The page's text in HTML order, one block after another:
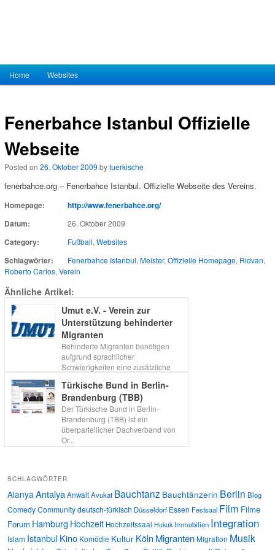
Hauptmenü
Zum Inhalt wechseln
Zum sekundären Inhalt wechseln
Home Websites
Fenerbahce Istanbul Offizielle
Webseite
Posted on 26. Oktober 2009 bytuerkische
fenerbahce.org – Fenerbahce Istanbul. Offizielle Webseite des Vereins.
Homepage:
http://www.fenerbahce.org/
Datum:
26. Oktober 2009
Category: Fußball, Websites
Schlagwörter: Fenerbahce Istanbul, Meister, Offizielle Homepage, Ridvan,
Roberto Carlos, Verein
Ähnliche Artikel:
Umut e.V. - Verein zur
Unterstützung behinderter
Migranten
Behinderte Migranten benötigen
aufgrund sprachlicher
Schwierigkeiten eine zusätzliche
Türkische Bund in Berlin-
Brandenburg (TBB)
Der Türkische Bund in Berlin-
Brandenburg (TBB) ist ein
überparteilicher Dachverband von
Or...
SCHLAGWÖRTER
Alanya AntalyaAnwaltAvukat Bauchtanz Bauchtänzerin Berlin Blog
ComedyCommunitydeutsch-türkisch Düsseldorf Essen Festsaal Film Filme
Forum Hamburg Hochzeit Hochzeitssaal Hukuk Immobilien Integration
Islam IstanbulKino Komödie Kultur Köln MigrantenMigration Musik